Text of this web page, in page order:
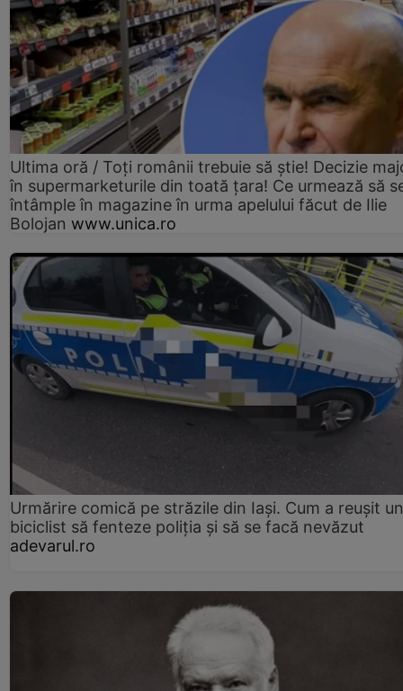
Ultima oră / Toți românii trebuie să știe! Decizie
în supermarketurile din toată țara! Ce urmează să
întâmple în magazine în urma apelului făcut de Ilie
Bolojan www.unica.ro
Urmărire comică pe străzile din Iași. Cum a reușit un
biciclist să fenteze poliția și să se facă nevăzut
adevarul.ro